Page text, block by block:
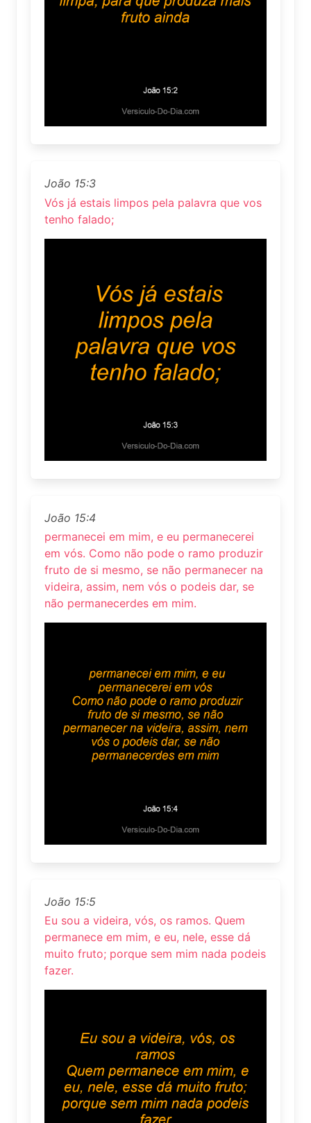
João 15:3
Vós já estais limpos pela palavra que vos
tenho falado;
João 15:4
permanecei em mim, e eu permanecerei
em vós. Como não pode o ramo produzir
fruto de si mesmo, se não permanecer na
videira, assim, nem vós o podeis dar, se
não permanecerdes em mim.
João 15:5
Eu sou a videira, vós, os ramos. Quem
permanece em mim, e eu, nele, esse dá
muito fruto; porque sem mim nada podeis
fazer.